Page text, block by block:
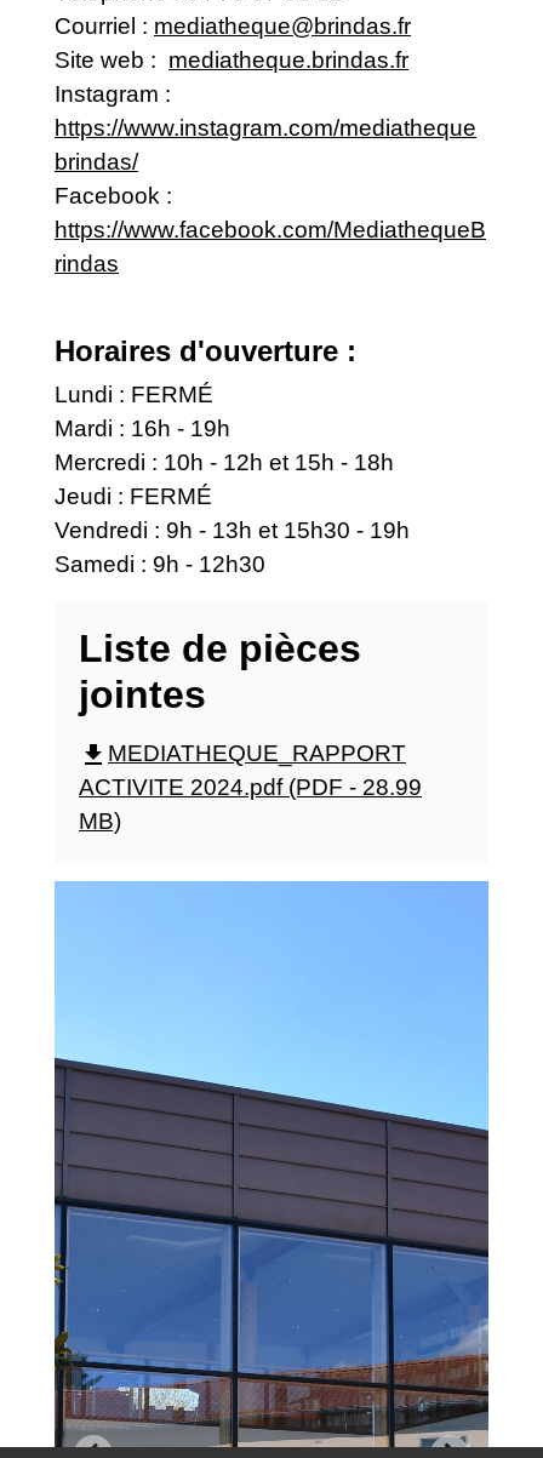
Courriel : mediatheque@brindas.fr
Site web : mediatheque.brindas.fr
Instagram :
https://www.instagram.com/mediatheque
brindas/
Facebook :
https://www.facebook.com/MediathequeB
rindas
Horaires d'ouverture :
Lundi : FERMÉ
Mardi : 16h - 19h
Mercredi : 10h - 12h et 15h - 18h
Jeudi : FERMÉ
Vendredi : 9h - 13h et 15h30 - 19h
Samedi : 9h - 12h30
Liste de pièces
jointes
file_download MEDIATHEQUE_RAPPORT
ACTIVITE 2024.pdf (PDF - 28.99
MB)